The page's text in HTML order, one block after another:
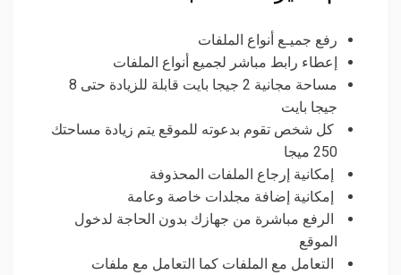
رفع جميـع أنواع الملفات
إعطاء رابط مباشر لجميع أنواع الملفات
مساحة مجانية 2 جيجا بايت قابلة للزيادة حتى 8
جيجا بايت
كل شخص تقوم بدعوته للموقع يتم زيادة مساحتك
250 ميجا
إمكانية إرجاع الملفات المحذوفة
إمكانية إضافة مجلدات خاصة وعامة
الرفع مباشرة من جهازك بدون الحاجة لدخول
الموقع
التعامل مع الملفات كما التعامل مع ملفات